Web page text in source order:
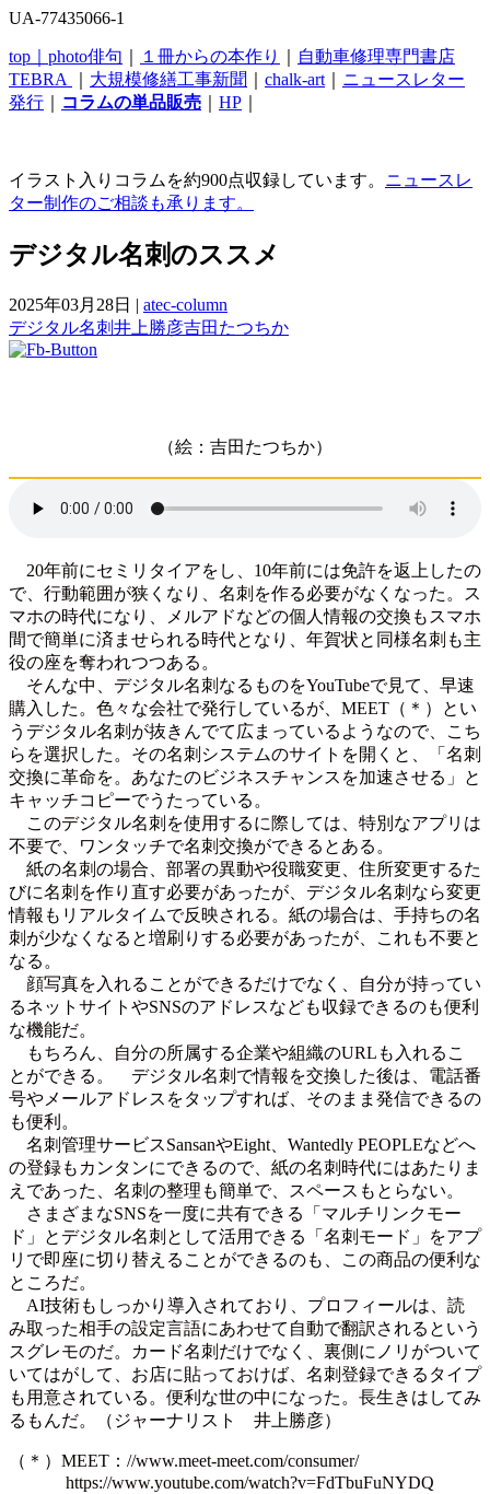
UA-77435066-1
top｜ photo俳句 １冊からの本作り
自動車修理専門書店
TEBRA
大規模修繕工事新聞 chalk-art
ニュースレター
発行
コラムの単品販売 HP
イラスト入りコラムを約900点収録しています。 ニュースレ
ター制作のご相談も承ります。
デジタル名刺のススメ
2025年03月28日 | atec-column
デジタル名刺井上勝彦吉田たつちか
（絵：吉田たつちか）
20年前にセミリタイアをし、10年前には免許を返上したの
で、行動範囲が狭くなり、名刺を作る必要がなくなった。ス
マホの時代になり、メルアドなどの個人情報の交換もスマホ
間で簡単に済ませられる時代となり、年賀状と同様名刺も主
役の座を奪われつつある。
そんな中、デジタル名刺なるものをYouTubeで見て、早速
購入した。色々な会社で発行しているが、MEET（＊）とい
うデジタル名刺が抜きんでて広まっているようなので、こち
らを選択した。その名刺システムのサイトを開くと、「名刺
交換に革命を。あなたのビジネスチャンスを加速させる」と
キャッチコピーでうたっている。
このデジタル名刺を使用するに際しては、特別なアプリは
不要で、ワンタッチで名刺交換ができるとある。
紙の名刺の場合、部署の異動や役職変更、住所変更するた
びに名刺を作り直す必要があったが、デジタル名刺なら変更
情報もリアルタイムで反映される。紙の場合は、手持ちの名
刺が少なくなると増刷りする必要があったが、これも不要と
なる。
顔写真を入れることができるだけでなく、自分が持ってい
るネットサイトやSNSのアドレスなども収録できるのも便利
な機能だ。
もちろん、自分の所属する企業や組織のURLも入れるこ
とができる。 デジタル名刺で情報を交換した後は、電話番
号やメールアドレスをタップすれば、そのまま発信できるの
も便利。
名刺管理サービスSansanやEight、Wantedly PEOPLEなどへ
の登録もカンタンにできるので、紙の名刺時代にはあたりま
えであった、名刺の整理も簡単で、スペースもとらない。
さまざまなSNSを一度に共有できる「マルチリンクモー
ド」とデジタル名刺として活用できる「名刺モード」をアプ
リで即座に切り替えることができるのも、この商品の便利な
ところだ。
AI技術もしっかり導入されており、プロフィールは、読
み取った相手の設定言語にあわせて自動で翻訳されるという
スグレモのだ。カード名刺だけでなく、裏側にノリがついて
いてはがして、お店に貼っておけば、名刺登録できるタイプ
も用意されている。便利な世の中になった。長生きはしてみ
るもんだ。（ジャーナリスト 井上勝彦）
（＊）MEET：//www.meet-meet.com/consumer/
https://www.youtube.com/watch?v=FdTbuFuNYDQ